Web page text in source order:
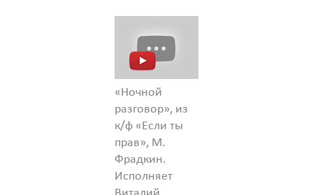
«Ночной
разговор», из
к/ф «Если ты
прав», М.
Фрадкин.
Исполняет